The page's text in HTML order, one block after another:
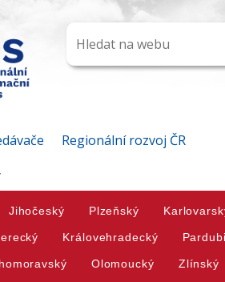
Regionální rozvoj ČR
Jihočeský Plzeňský
Královehradecký
Olomoucký Zlínský